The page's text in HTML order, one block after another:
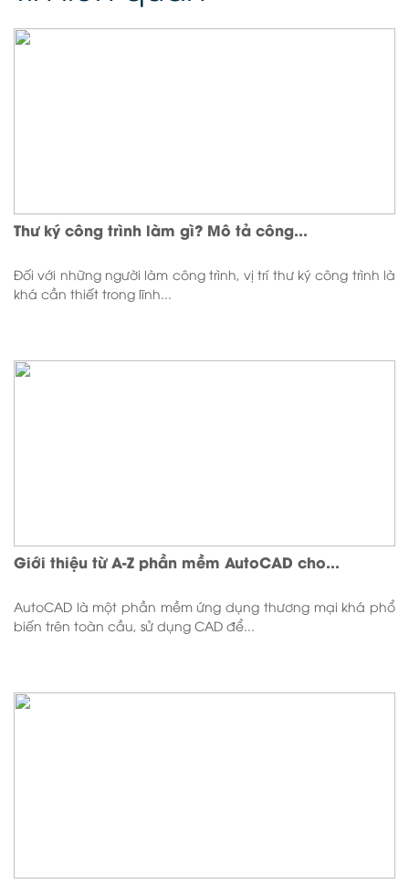
Thư ký công trình làm gì? Mô tả công...
Đối với những người làm công trình, vị trí thư ký công trình là
khá cần thiết trong lĩnh...
Giới thiệu từ A-Z phần mềm AutoCAD cho...
AutoCAD là một phần mềm ứng dụng thương mại khá phổ
biến trên toàn cầu, sử dụng CAD để...